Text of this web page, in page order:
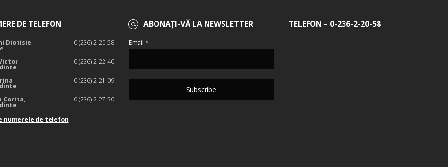
DE TELEFON
Dionisie 0 (236) 2-20-58
0 (236) 2-22-40
0 (236) 2-21-09
Corina, 0 (236) 2-27-50
numerele de telefon
ABONAȚI-VĂ LA NEWSLETTER
Email *
TELEFON – 0-236-2-20-58